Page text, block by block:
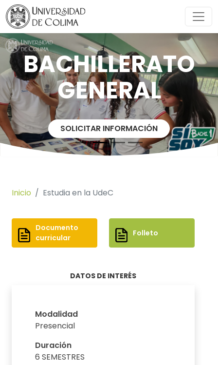
BACHILLERATO
GENERAL
SOLICITAR INFORMACIÓN
Inicio Estudia en la UdeC
Folleto
Documento
curricular
DATOS DE INTERÉS
Modalidad
Presencial
Duración
6 SEMESTRES